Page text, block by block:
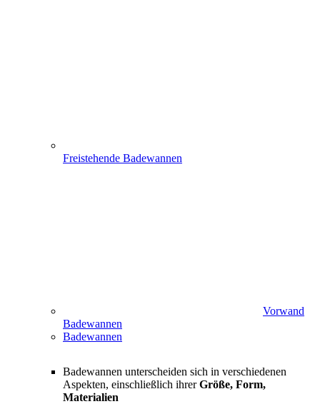
Freistehende Badewannen
Vorwand
Badewannen
Badewannen
Badewannen unterscheiden sich in verschiedenen
Aspekten, einschließlich ihrerGröße, Form,
Materialien